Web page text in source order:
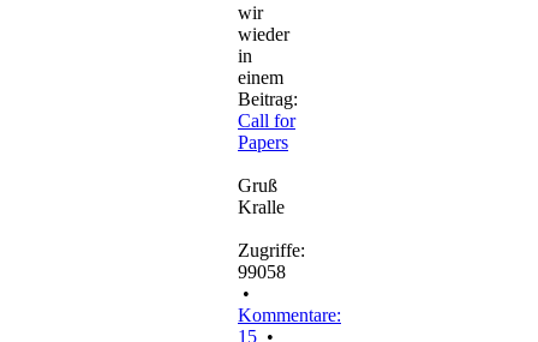
wir
wieder
in
einem
Beitrag:
Call for
Papers
Gruß
Kralle
Zugriffe:
99058
•
Kommentare:
15 •